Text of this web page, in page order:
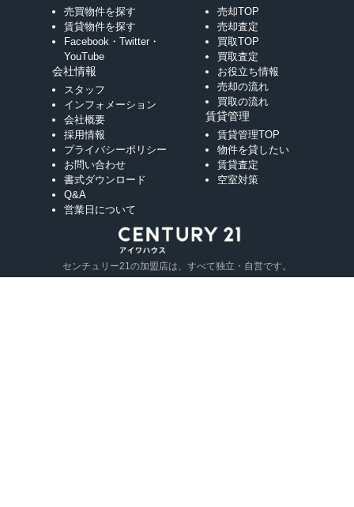
売買物件を探す
賃貸物件を探す
Facebook・Twitter・
YouTube
会社情報
スタッフ
インフォメーション
会社概要
採用情報
プライバシーポリシー
お問い合わせ
書式ダウンロード
Q&A
営業日について
売却TOP
売却査定
買取TOP
買取査定
お役立ち情報
売却の流れ
買取の流れ
賃貸管理
賃貸管理TOP
物件を貸したい
賃貸査定
空室対策
センチュリー21の加盟店は、すべて独立・自営です。